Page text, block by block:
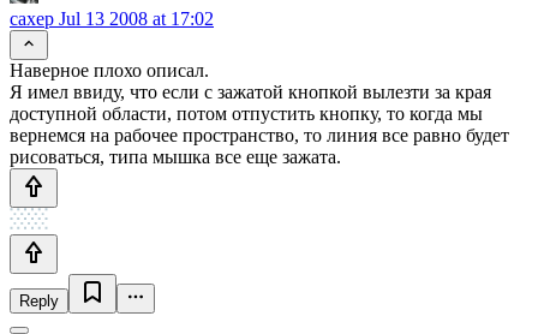
caxep Jul 13 2008 at 17:02
Наверное плохо описал.
Я имел ввиду, что если с зажатой кнопкой вылезти за края
доступной области, потом отпустить кнопку, то когда мы
вернемся на рабочее пространство, то линия все равно будет
рисоваться, типа мышка все еще зажата.
Reply